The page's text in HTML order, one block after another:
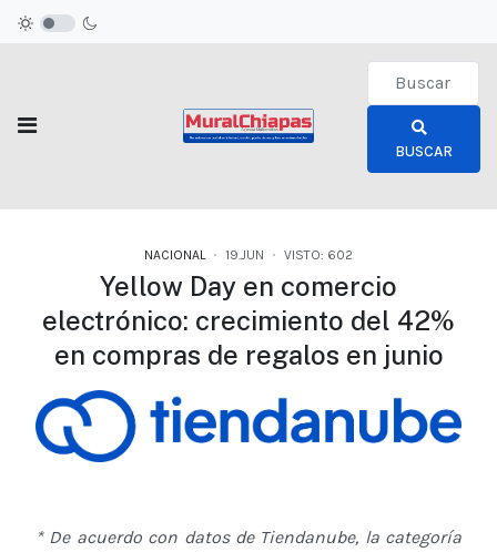
Type 2 or
BUSCAR
NACIONAL 19.JUN VISTO: 602
Yellow Day en comercio
electrónico: crecimiento del 42%
en compras de regalos en junio
* De acuerdo con datos de Tiendanube, la categoría